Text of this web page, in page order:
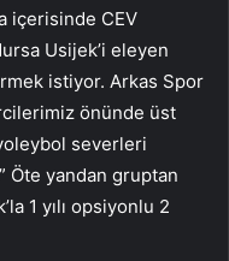
içerisinde CEV
Usijek’i eleyen
istiyor. Arkas Spor
önünde üst
severleri
Öte yandan gruptan
1 yılı opsiyonlu 2